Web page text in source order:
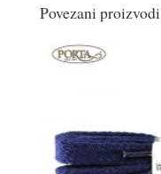
Povezani proizvodi